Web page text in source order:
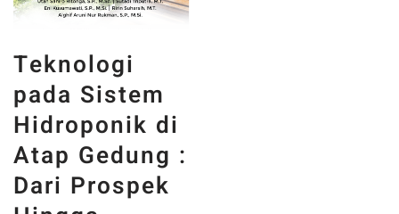
Teknologi
pada Sistem
Hidroponik di
Atap Gedung :
Dari Prospek